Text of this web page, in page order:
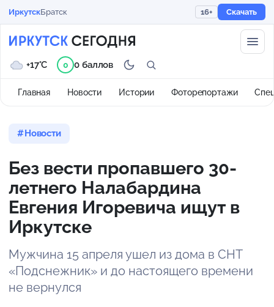
ИркутскБратск 16+ Скачать
Главная Новости Истории Фоторепортажи
+17°C 0 0 баллов
Новости
Без вести пропавшего 30-
летнего Налабардина
Евгения Игоревича ищут в
Иркутске
Мужчина 15 апреля ушел из дома в СНТ
«Подснежник» и до настоящего времени
не вернулся